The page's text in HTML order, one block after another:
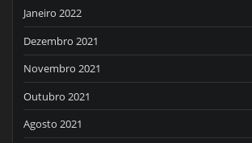
Janeiro 2022
Dezembro 2021
Novembro 2021
Outubro 2021
Agosto 2021